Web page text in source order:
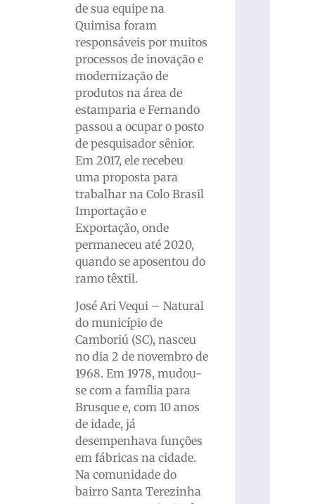
de sua equipe na
Quimisa foram
responsáveis por muitos
processos de inovação e
modernização de
produtos na área de
estamparia e Fernando
passou a ocupar o posto
de pesquisador sênior.
Em 2017, ele recebeu
uma proposta para
trabalhar na Colo Brasil
Importação e
Exportação, onde
permaneceu até 2020,
quando se aposentou do
ramo têxtil.
José Ari Vequi – Natural
do município de
Camboriú (SC), nasceu
no dia 2 de novembro de
1968. Em 1978, mudou-
se com a família para
Brusque e, com 10 anos
de idade, já
desempenhava funções
em fábricas na cidade.
Na comunidade do
bairro Santa Terezinha